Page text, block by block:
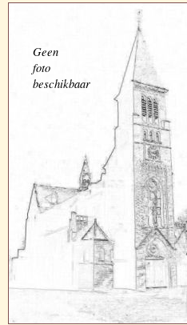
Geen
foto
beschikbaar